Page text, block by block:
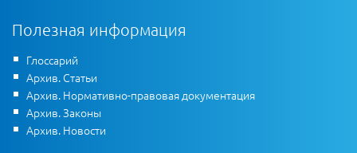
Полезная информация
Глоссарий
Архив. Статьи
Архив. Нормативно-правовая документация
Архив. Законы
Архив. Новости